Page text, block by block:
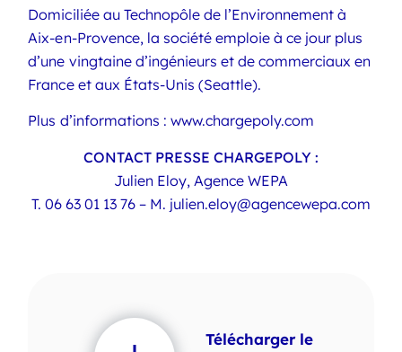
Domiciliée au Technopôle de l’Environnement à
Aix-en-Provence, la société emploie à ce jour plus
d’une vingtaine d’ingénieurs et de commerciaux en
France et aux États-Unis (Seattle).
Plus d’informations : www.chargepoly.com
CONTACT PRESSE CHARGEPOLY :
Julien Eloy, Agence WEPA
T. 06 63 01 13 76– M. julien.eloy@agencewepa.com
Télécharger le